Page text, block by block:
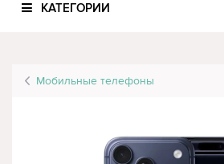
КАТЕГОРИИ
Мобильные телефоны